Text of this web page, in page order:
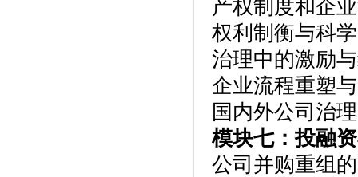
产权制度和企
权利制衡与科
治理中的激励
企业流程重塑
国内外公司治
模块七：投融
公司并购重组